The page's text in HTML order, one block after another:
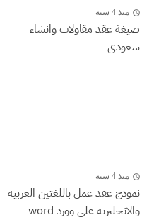
منذ 4 سنة
صيغة عقد مقاولات وانشاء
سعودي
منذ 4 سنة
نموذج عقد عمل باللغتين العربية
والانجليزية على وورد word